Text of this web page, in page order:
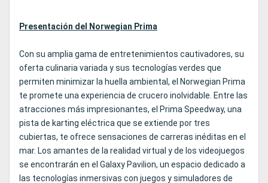
Presentación del Norwegian Prima
Con su amplia gama de entretenimientos cautivadores, su
oferta culinaria variada y sus tecnologías verdes que
permiten minimizar la huella ambiental, el Norwegian Prima
te promete una experiencia de crucero inolvidable. Entre las
atracciones más impresionantes, el Prima Speedway, una
pista de karting eléctrica que se extiende por tres
cubiertas, te ofrece sensaciones de carreras inéditas en el
mar. Los amantes de la realidad virtual y de los videojuegos
se encontrarán en el Galaxy Pavilion, un espacio dedicado a
las tecnologías inmersivas con juegos y simuladores de